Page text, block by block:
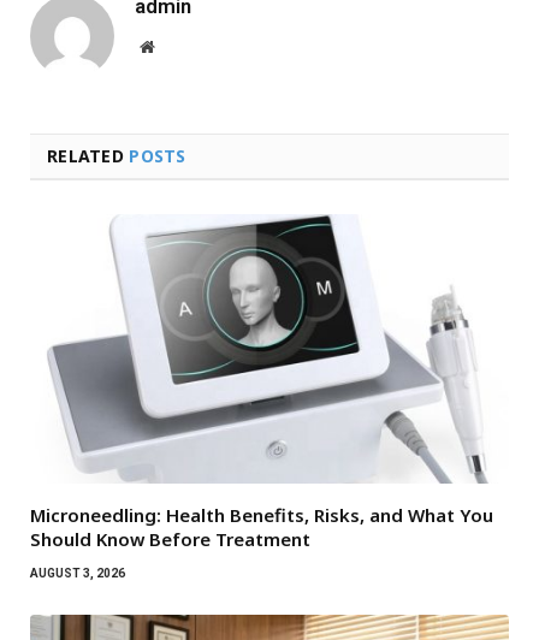
admin
Website
RELATED POSTS
Microneedling: Health Benefits, Risks, and What You
Should Know Before Treatment
AUGUST 3, 2026